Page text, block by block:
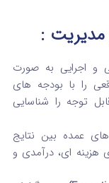
:
و اجرایی به صورت
را با بودجه‌ های
توجه را شناسایی
عمده بین نتایج
ای، درآمدی و